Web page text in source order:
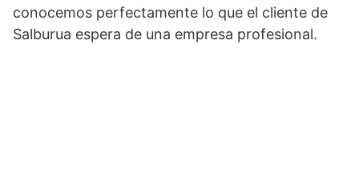
conocemos perfectamente lo que el cliente de
Salburua espera de una empresa profesional.